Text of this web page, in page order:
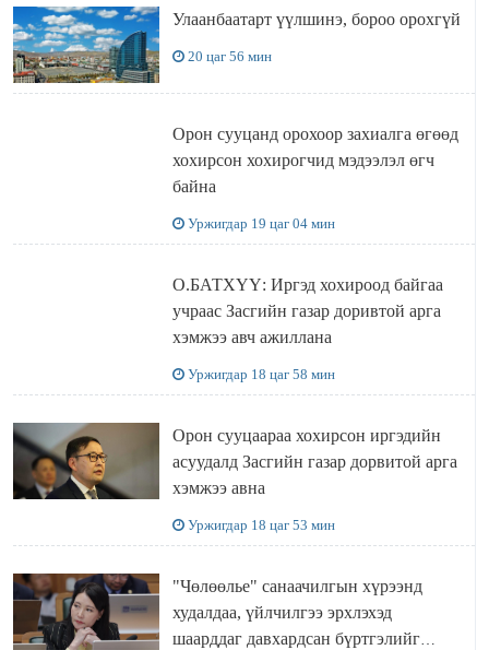
Улаанбаатарт үүлшинэ, бороо орохгүй
20 цаг 56 мин
Орон сууцанд орохоор захиалга өгөөд
хохирсон хохирогчид мэдээлэл өгч
байна
Уржигдар 19 цаг 04 мин
О.БАТХҮҮ: Иргэд хохироод байгаа
учраас Засгийн газар доривтой арга
хэмжээ авч ажиллана
Уржигдар 18 цаг 58 мин
Орон сууцаараа хохирсон иргэдийн
асуудалд Засгийн газар дорвитой арга
хэмжээ авна
Уржигдар 18 цаг 53 мин
"Чөлөөлье" санаачилгын хүрээнд
худалдаа, үйлчилгээ эрхлэхэд
шаарддаг давхардсан бүртгэлийг